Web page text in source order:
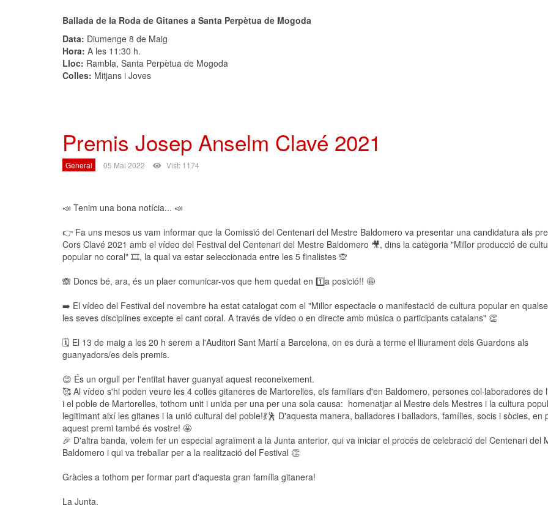
Ballada de la Roda de Gitanes a Santa Perpètua de Mogoda
Data: Diumenge 8 de Maig
Hora: A les 11:30 h.
Lloc: Rambla, Santa Perpètua de Mogoda
Colles: Mitjans i Joves
Premis Josep Anselm Clavé 2021
General 05 Mai 2022 Vist: 1174
📣 Tenim una bona notícia... 📣
👉 Fa uns mesos us vam informar que la Comissió del Centenari del Mestre Baldomero va presentar una candidatura als
Cors Clavé 2021 amb el vídeo del Festival del Centenari del Mestre Baldomero 🎥, dins la categoria "Millor producció de
popular no coral" 🎞️, la qual va estar seleccionada entre les 5 finalistes 🙊
🙈 Doncs bé, ara, és un plaer comunicar-vos que hem quedat en 1️⃣a posició!! 🤩
➡️ El vídeo del Festival del novembre ha estat catalogat com el "Millor espectacle o manifestació de cultura popular en
les seves disciplines excepte el cant coral. A través de vídeo o en directe amb música o participants catalans" 👏
🗓️ El 13 de maig a les 20 h serem a l'Auditori Sant Martí a Barcelona, on es durà a terme el lliurament dels Guardons als
guanyadors/es dels premis.
😊 És un orgull per l'entitat haver guanyat aquest reconeixement.
🥰 Al vídeo s'hi poden veure les 4 colles gitaneres de Martorelles, els familiars d'en Baldomero, persones col·laboradores de
i el poble de Martorelles, tothom unit i unida per una per una sola causa: homenatjar al Mestre dels Mestres i la cultura
legitimant així les gitanes i la unió cultural del poble!💃🕺 D'aquesta manera, balladores i balladors, famílies, socis i sòcies, en
aquest premi també és vostre! 🤩
🎉 D'altra banda, volem fer un especial agraïment a la Junta anterior, qui va iniciar el procés de celebració del Centenari del
Baldomero i qui va treballar per a la realització del Festival 👏
Gràcies a tothom per formar part d'aquesta gran família gitanera!
La Junta.